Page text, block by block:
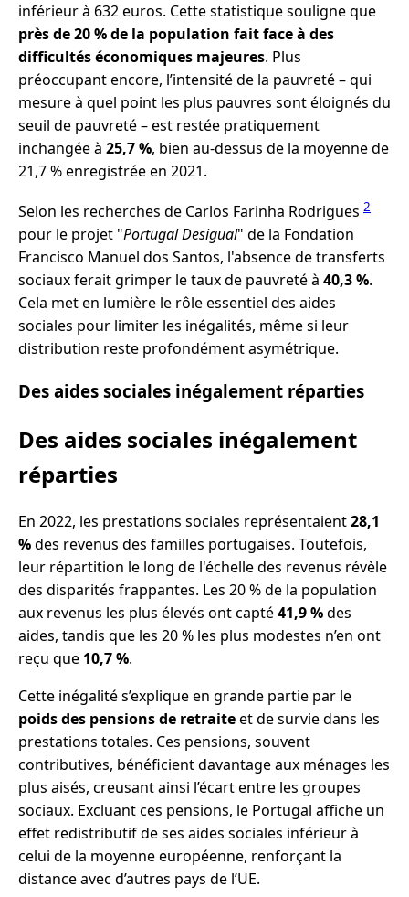
inférieur à 632 euros. Cette statistique souligne que
près de 20 % de la population fait face à des
difficultés économiques majeures. Plus
préoccupant encore, l’intensité de la pauvreté – qui
mesure à quel point les plus pauvres sont éloignés du
seuil de pauvreté – est restée pratiquement
inchangée à 25,7 %, bien au-dessus de la moyenne de
21,7 % enregistrée en 2021.
Selon les recherches de Carlos Farinha Rodrigues 2
pour le projet "Portugal Desigual" de la Fondation
Francisco Manuel dos Santos, l'absence de transferts
sociaux ferait grimper le taux de pauvreté à 40,3 %.
Cela met en lumière le rôle essentiel des aides
sociales pour limiter les inégalités, même si leur
distribution reste profondément asymétrique.
Des aides sociales inégalement réparties
Des aides sociales inégalement
réparties
En 2022, les prestations sociales représentaient28,1
%des revenus des familles portugaises. Toutefois,
leur répartition le long de l'échelle des revenus révèle
des disparités frappantes. Les 20 % de la population
aux revenus les plus élevés ont capté41,9 %des
aides, tandis que les 20 % les plus modestes n’en ont
reçu que 10,7 %.
Cette inégalité s’explique en grande partie par le
poids des pensions de retraiteet de survie dans les
prestations totales. Ces pensions, souvent
contributives, bénéficient davantage aux ménages les
plus aisés, creusant ainsi l’écart entre les groupes
sociaux. Excluant ces pensions, le Portugal affiche un
effet redistributif de ses aides sociales inférieur à
celui de la moyenne européenne, renforçant la
distance avec d’autres pays de l’UE.